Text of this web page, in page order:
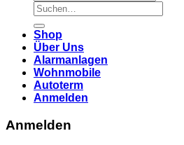
Suchen
nach:
Shop
Über Uns
Alarmanlagen
Wohnmobile
Autoterm
Anmelden
Anmelden